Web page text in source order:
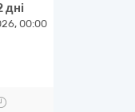
дні
00:00